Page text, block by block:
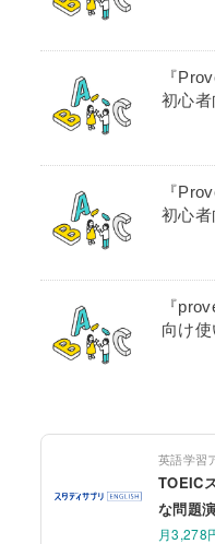
『
初心者
『
初心者
『
向け使
英語学習
TOEIC
な問題
月3,278